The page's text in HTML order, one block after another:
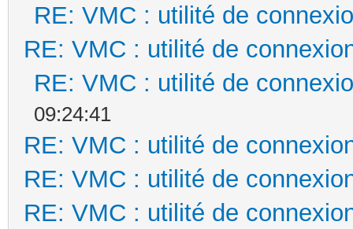
RE: VMC : utilité de
RE: VMC : utilité de
RE: VMC : utilité de
09:24:41
RE: VMC : utilité de
RE: VMC : utilité de
RE: VMC : utilité de